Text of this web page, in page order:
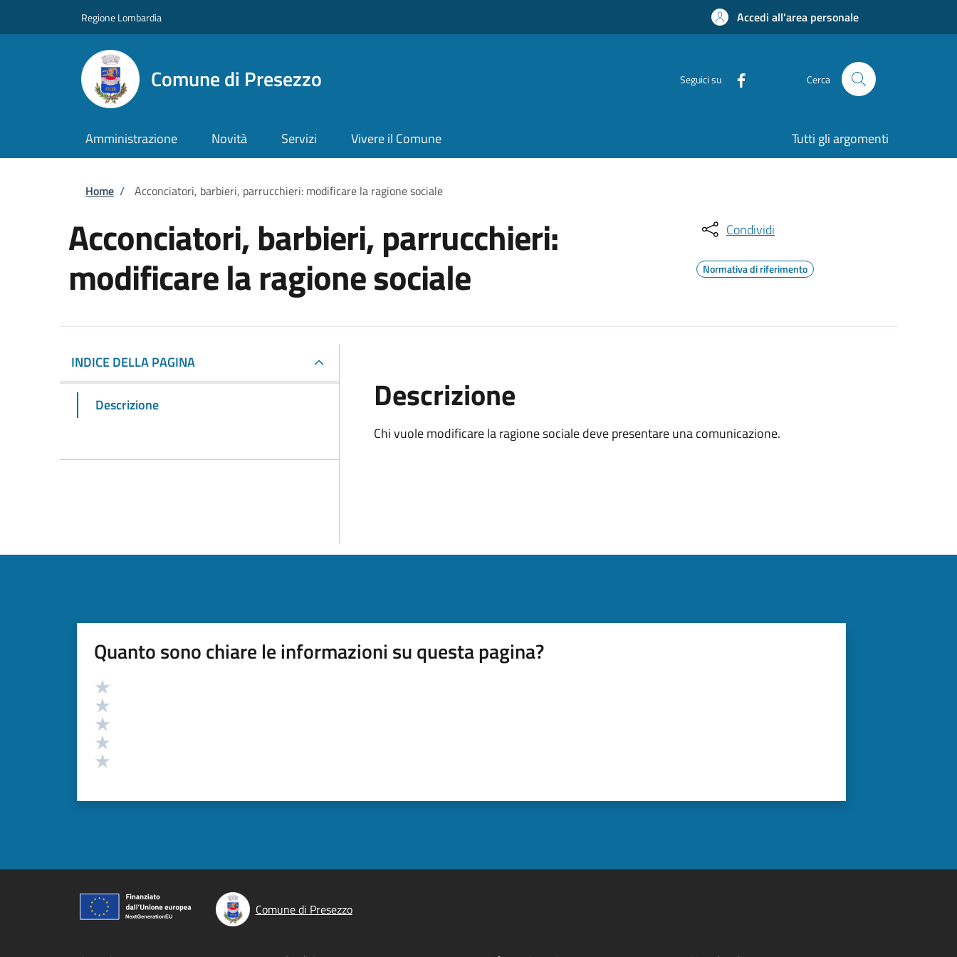
Regione Lombardia Accedi all'area personale
Comune di Presezzo Seguici su Cerca
Amministrazione Novità Servizi Vivere il Comune Tutti gli argomenti
Briciole di pane
Home / Acconciatori, barbieri, parrucchieri: modificare la ragione sociale
Acconciatori, barbieri, parrucchieri:
modificare la ragione sociale
Condividi
Normativa di riferimento
INDICE DELLA PAGINA
Descrizione Descrizione
Chi vuole modificare la ragione sociale deve presentare una comunicazione.
Quanto sono chiare le informazioni su questa pagina?
Valutazione
Comune di Presezzo